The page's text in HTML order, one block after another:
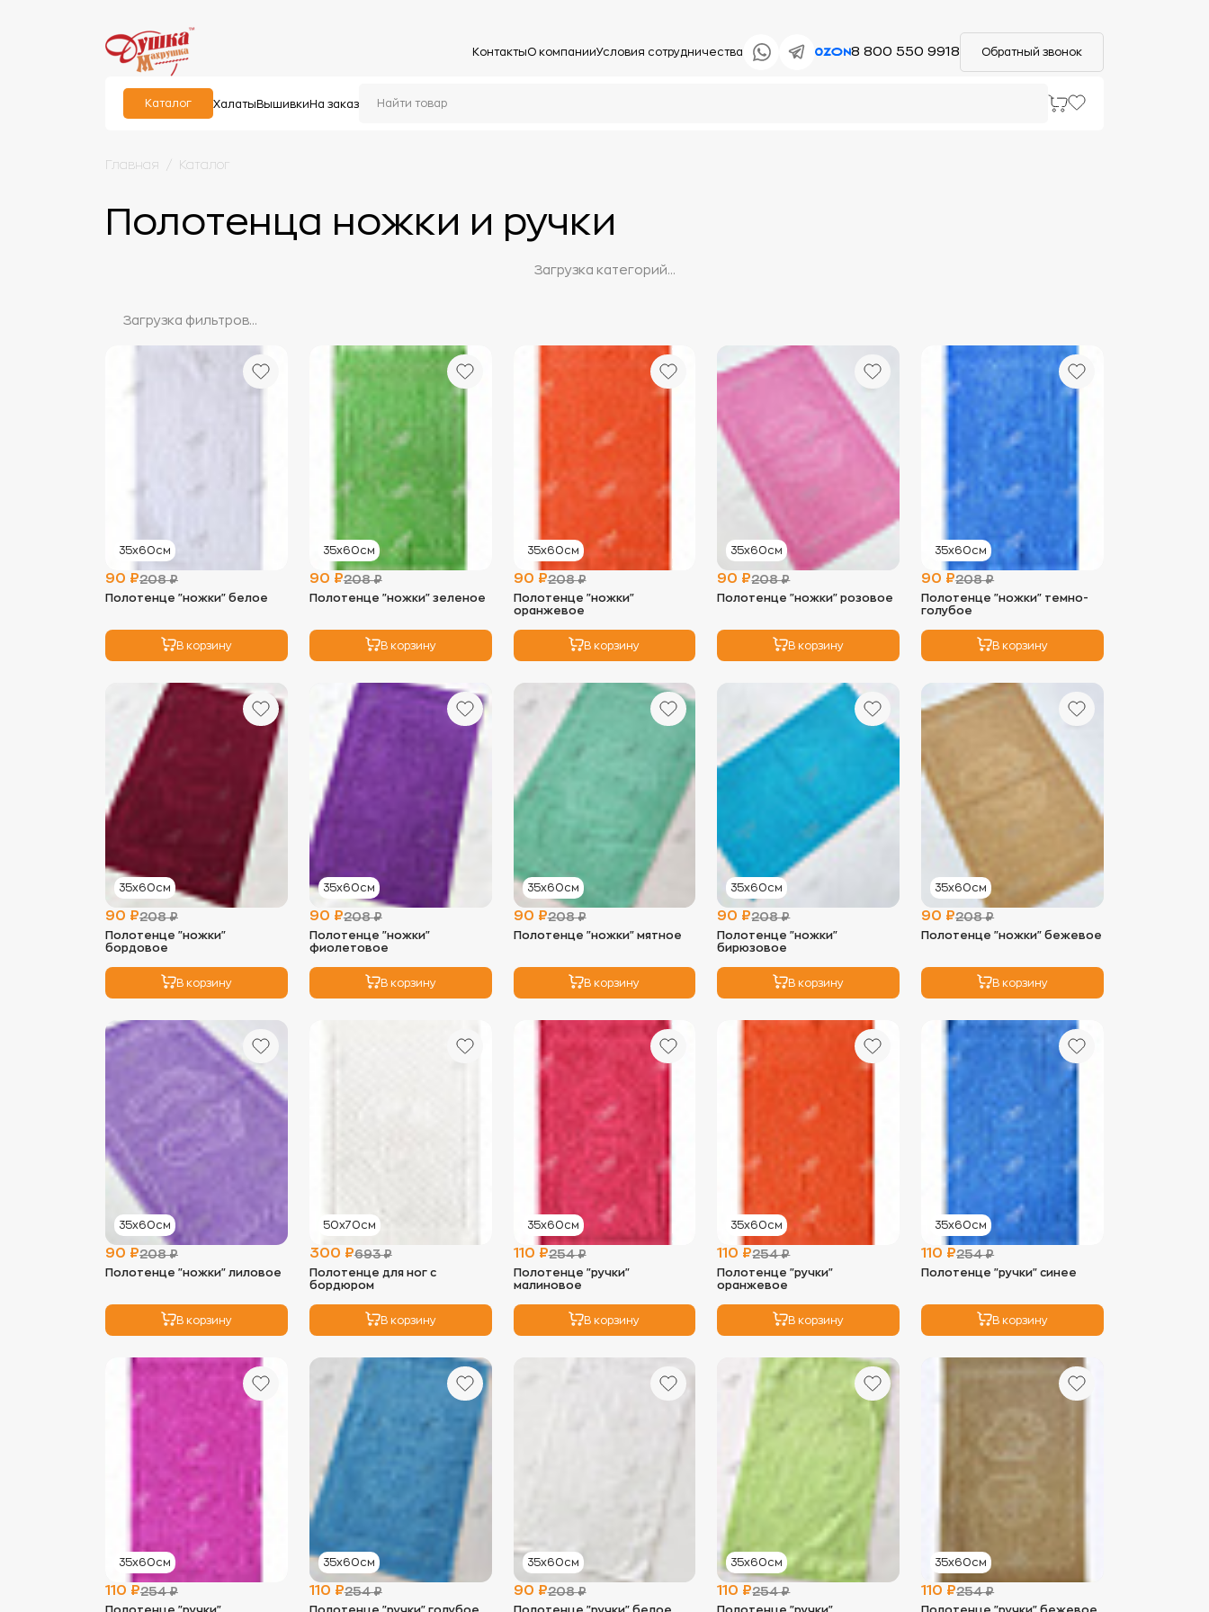
КонтактыО компанииУсловия сотрудничества 8 800 550 9918 Обратный звонок
Каталог Халаты Вышивки На заказ
Главная Каталог
Полотенца ножки и ручки
Загрузка категорий...
Загрузка фильтров...
35х60см
90 ₽208 ₽
Полотенце "ножки" белое
В корзину
35х60см
90 ₽208 ₽
Полотенце "ножки" зеленое
В корзину
35х60см
90 ₽208 ₽
Полотенце "ножки"
оранжевое
В корзину
35х60см
90 ₽208 ₽
Полотенце "ножки" розовое
В корзину
35х60см
90 ₽208 ₽
Полотенце "ножки" темно-
голубое
В корзину
35х60см
90 ₽208 ₽
Полотенце "ножки"
бордовое
В корзину
35х60см
90 ₽208 ₽
Полотенце "ножки"
фиолетовое
В корзину
35х60см
90 ₽208 ₽
Полотенце "ножки" мятное
В корзину
35х60см
90 ₽208 ₽
Полотенце "ножки"
бирюзовое
В корзину
35х60см
90 ₽208 ₽
Полотенце "ножки" бежевое
В корзину
35х60см
90 ₽208 ₽
Полотенце "ножки" лиловое
В корзину
50х70см
300 ₽693 ₽
Полотенце для ног с
бордюром
В корзину
35х60см
110 ₽254 ₽
Полотенце "ручки"
малиновое
В корзину
35х60см
110 ₽254 ₽
Полотенце "ручки"
оранжевое
В корзину
35х60см
110 ₽254 ₽
Полотенце "ручки" синее
В корзину
35х60см
110 ₽254 ₽
35х60см
110 ₽254 ₽
35х60см
90 ₽208 ₽
35х60см
110 ₽254 ₽
35х60см
110 ₽254 ₽